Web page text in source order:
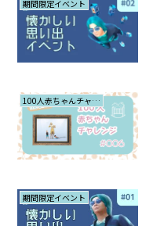
期間限定イベント
100人赤ちゃんチャレンジ
期間限定イベント